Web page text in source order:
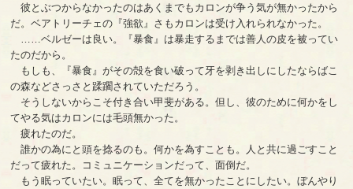
彼とぶつからなかったのはあくまでもカロンが争う気が無かったから
だ。ベアトリーチェの『強欲』さもカロンは受け入れられなかった。
……ベルゼーは良い。『暴食』は暴走するまでは善人の皮を被ってい
たのだから。
もしも、『暴食』がその殻を食い破って牙を剥き出しにしたならばこ
の森などさっさと蹂躙されていただろう。
そうしないからこそ付き合い甲斐がある。但し、彼のために何かをし
てやる気はカロンには毛頭無かった。
疲れたのだ。
誰かの為にと頭を捻るのも。何かを為すことも。人と共に過ごすこと
だって疲れた。コミュニケーションだって、面倒だ。
もう眠っていたい。眠って、全てを無かったことにしたい。ぼんやり